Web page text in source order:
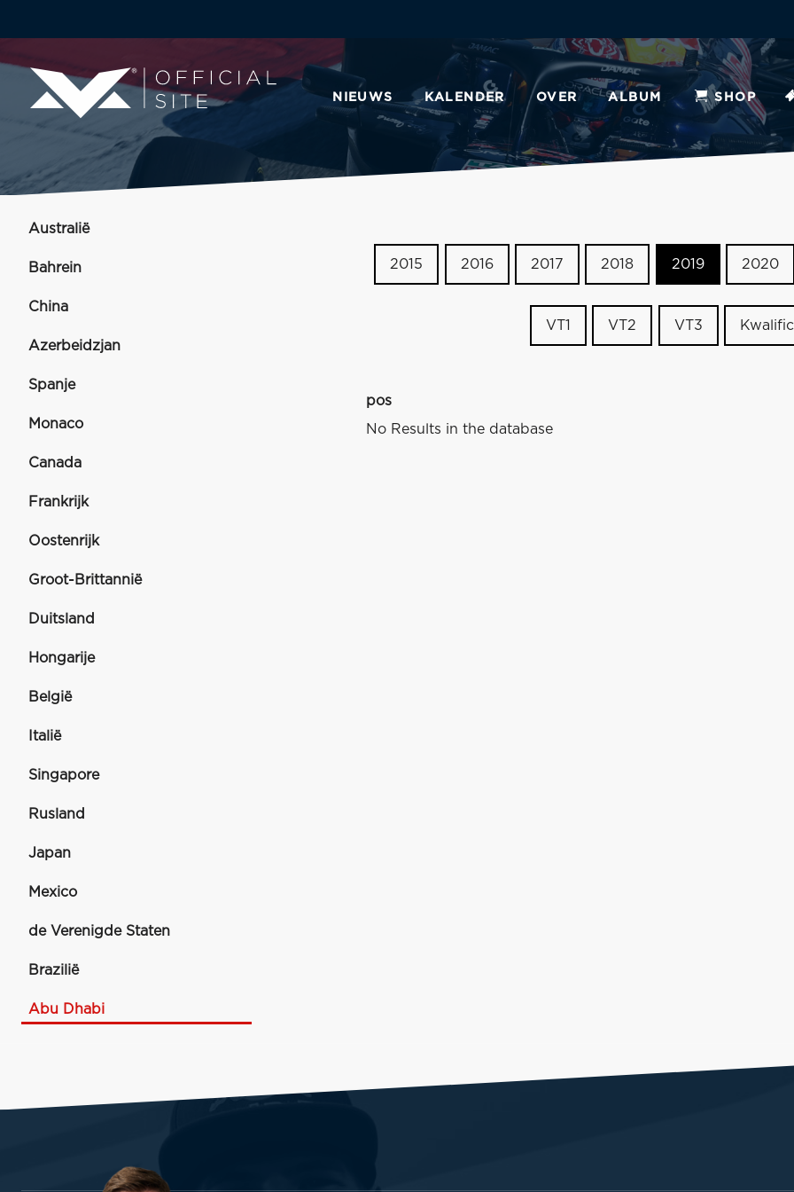
NIEUWS KALENDER OVER ALBUM SHOP
Australië
Bahrein
China
Azerbeidzjan
Spanje
Monaco
Canada
Frankrijk
Oostenrijk
Groot-Brittannië
Duitsland
Hongarije
België
Italië
Singapore
Rusland
Japan
Mexico
de Verenigde Staten
Brazilië
Abu Dhabi
2015 2016 2017 2018 2019 2020
VT1 VT2 VT3
pos
No Results in the database